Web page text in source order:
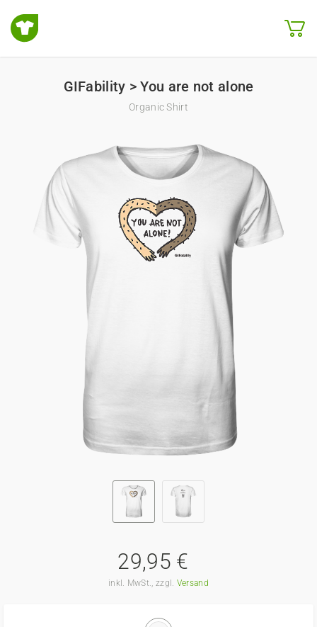
GIFability > You are not alone
Organic Shirt
29,95 €
inkl. MwSt., zzgl. Versand